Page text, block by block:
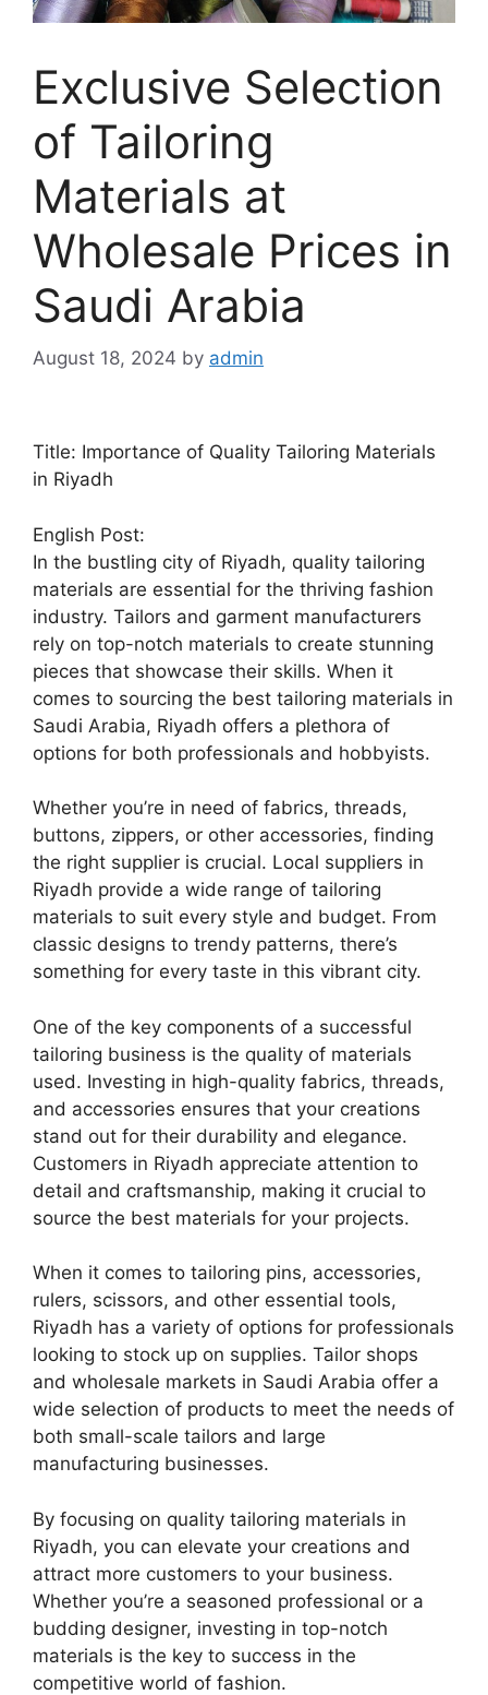
Exclusive Selection
of Tailoring
Materials at
Wholesale Prices in
Saudi Arabia
August 18, 2024 by admin
Title: Importance of Quality Tailoring Materials
in Riyadh
English Post:
In the bustling city of Riyadh, quality tailoring
materials are essential for the thriving fashion
industry. Tailors and garment manufacturers
rely on top-notch materials to create stunning
pieces that showcase their skills. When it
comes to sourcing the best tailoring materials in
Saudi Arabia, Riyadh offers a plethora of
options for both professionals and hobbyists.
Whether you’re in need of fabrics, threads,
buttons, zippers, or other accessories, finding
the right supplier is crucial. Local suppliers in
Riyadh provide a wide range of tailoring
materials to suit every style and budget. From
classic designs to trendy patterns, there’s
something for every taste in this vibrant city.
One of the key components of a successful
tailoring business is the quality of materials
used. Investing in high-quality fabrics, threads,
and accessories ensures that your creations
stand out for their durability and elegance.
Customers in Riyadh appreciate attention to
detail and craftsmanship, making it crucial to
source the best materials for your projects.
When it comes to tailoring pins, accessories,
rulers, scissors, and other essential tools,
Riyadh has a variety of options for professionals
looking to stock up on supplies. Tailor shops
and wholesale markets in Saudi Arabia offer a
wide selection of products to meet the needs of
both small-scale tailors and large
manufacturing businesses.
By focusing on quality tailoring materials in
Riyadh, you can elevate your creations and
attract more customers to your business.
Whether you’re a seasoned professional or a
budding designer, investing in top-notch
materials is the key to success in the
competitive world of fashion.